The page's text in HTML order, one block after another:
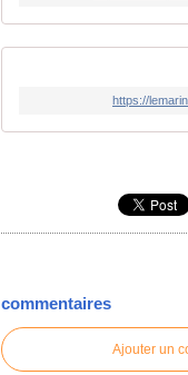
https://
commentaires
Ajouter un